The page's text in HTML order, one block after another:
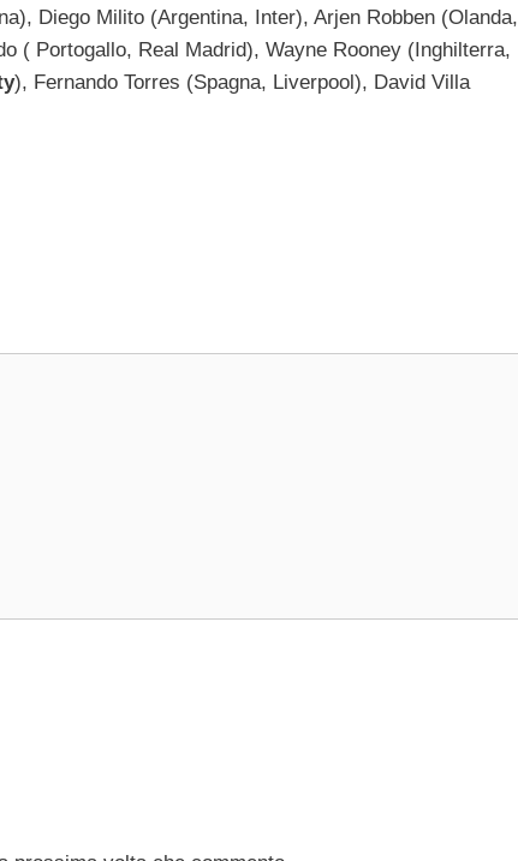
Diego Milito (Argentina, Inter), Arjen Robben (Olanda,
( Portogallo, Real Madrid), Wayne Rooney (Inghilterra,
), Fernando Torres (Spagna, Liverpool), David Villa